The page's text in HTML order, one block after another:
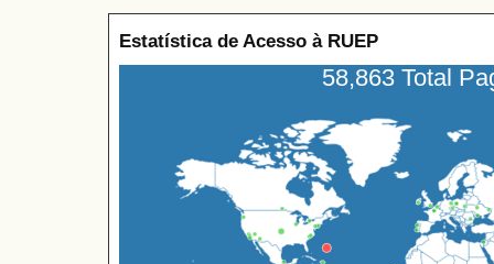
Estatística de Acesso à RUEP
58,863 Total